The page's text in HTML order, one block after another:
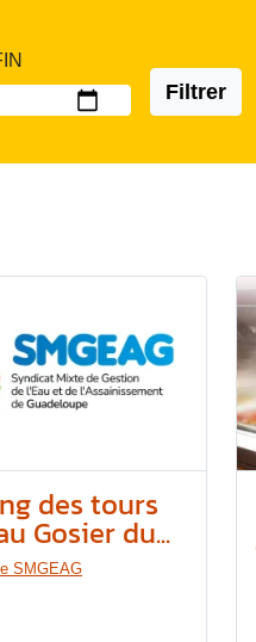
Filtrer
des tours
Gosier du...
Le SMGEAG